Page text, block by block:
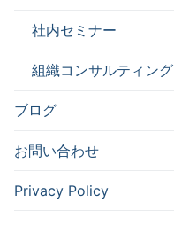
社内セミナー
組織コンサルティング
ブログ
お問い合わせ
Privacy Policy